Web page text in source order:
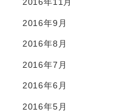
2016年9月
2016年8月
2016年7月
2016年6月
2016年5月